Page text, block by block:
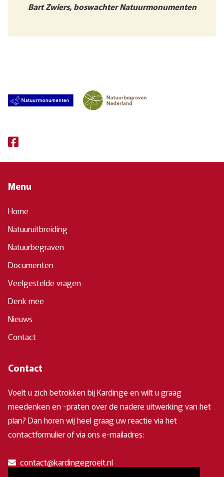
Bart Zwiers, boswachter Natuurmonumenten
Menu
Home
Natuuruitbreiding
Natuurbegraven
Documenten
Veelgestelde vragen
Denk mee
Nieuws
Contact
Contact
Voelt u zich betrokken bij Kardinge en wilt u graag
meedenken en -praten over de nadere uitwerking van het
plan? Dan horen wij heel graag uw reactie via het
contactformulier of via ons e-mailadres:
contact@kardingegroeit.nl